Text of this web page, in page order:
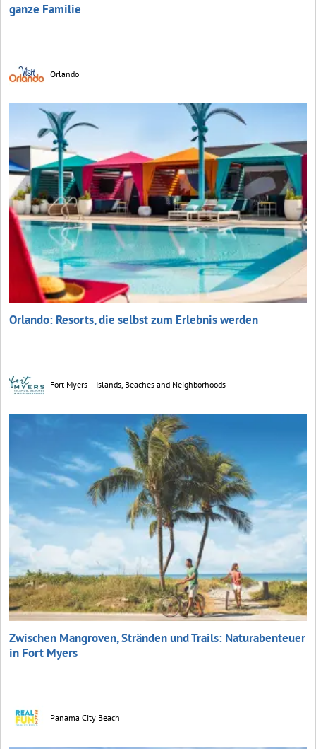
ganze Familie
Orlando
Orlando: Resorts, die selbst zum Erlebnis werden
Fort Myers – Islands, Beaches and Neighborhoods
Zwischen Mangroven, Stränden und Trails: Naturabenteuer
in Fort Myers
Panama City Beach